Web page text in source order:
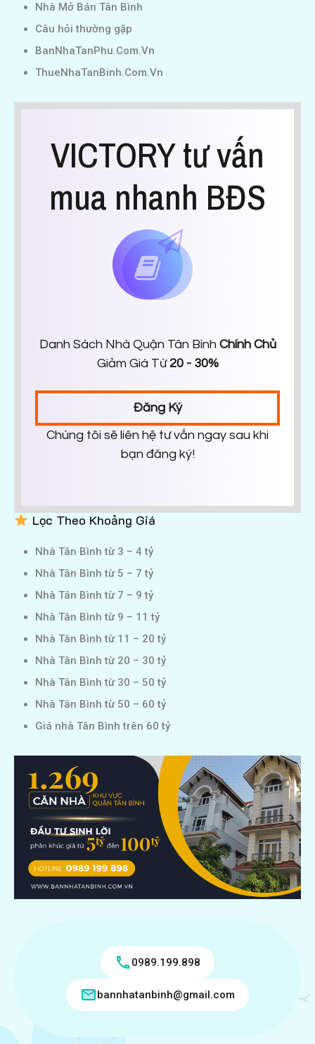
Nhà Mở Bán Tân Bình
Câu hỏi thường gặp
BanNhaTanPhu.Com.Vn
ThueNhaTanBinh.Com.Vn
VICTORY tư vấn
mua nhanh BĐS
Danh Sách Nhà Quận Tân Bình Chính Chủ
Giảm Giá Từ 20 - 30%
Đăng Ký
Chúng tôi sẽ liên hệ tư vấn ngay sau khi
bạn đăng ký!
Lọc Theo Khoảng Giá
Nhà Tân Bình từ 3 – 4 tỷ
Nhà Tân Bình từ 5 – 7 tỷ
Nhà Tân Bình từ 7 – 9 tỷ
Nhà Tân Bình từ 9 – 11 tỷ
Nhà Tân Bình từ 11 – 20 tỷ
Nhà Tân Bình từ 20 – 30 tỷ
Nhà Tân Bình từ 30 – 50 tỷ
Nhà Tân Bình từ 50 – 60 tỷ
Giá nhà Tân Bình trên 60 tỷ
0989.199.898
bannhatanbinh@gmail.com